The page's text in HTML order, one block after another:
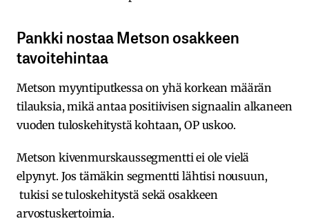
Pankki nostaa Metson osakkeen
tavoitehintaa
Metson myyntiputkessa on yhä korkean määrän
tilauksia, mikä antaa positiivisen signaalin alkaneen
vuoden tuloskehitystä kohtaan, OP uskoo.
Metson kivenmurskaussegmentti ei ole vielä
elpynyt. Jos tämäkin segmentti lähtisi nousuun,
tukisi se tuloskehitystä sekä osakkeen
arvostuskertoimia.